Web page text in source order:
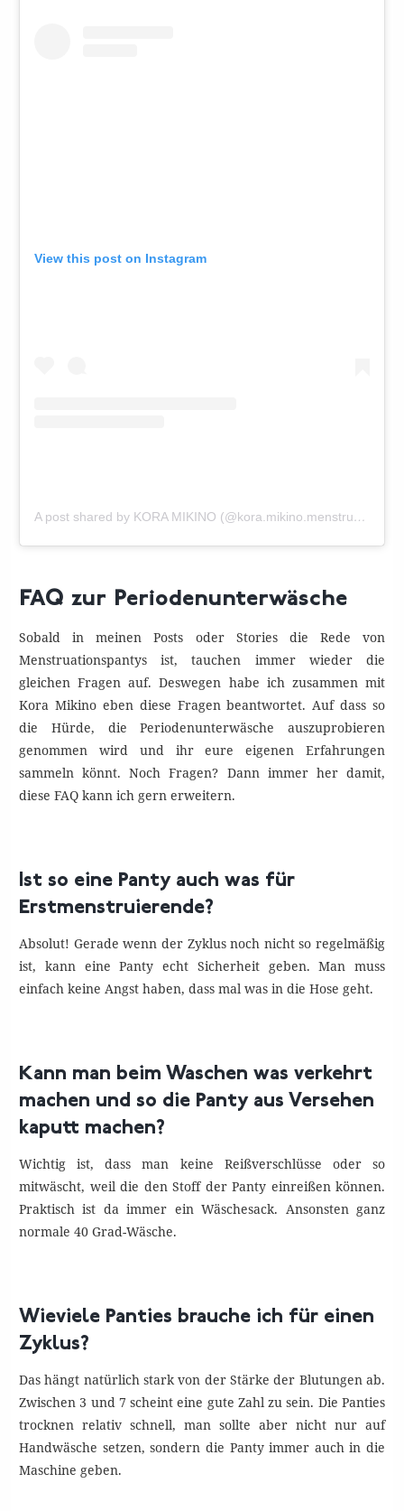
View this post on Instagram
A post shared by KORA MIKINO (@kora.mikino.menstruation.panty)
FAQ zur Periodenunterwäsche
Sobald in meinen Posts oder Stories die Rede von
Menstruationspantys ist, tauchen immer wieder die
gleichen Fragen auf. Deswegen habe ich zusammen mit
Kora Mikino eben diese Fragen beantwortet. Auf dass so
die Hürde, die Periodenunterwäsche auszuprobieren
genommen wird und ihr eure eigenen Erfahrungen
sammeln könnt. Noch Fragen? Dann immer her damit,
diese FAQ kann ich gern erweitern.
Ist so eine Panty auch was für
Erstmenstruierende?
Absolut! Gerade wenn der Zyklus noch nicht so regelmäßig
ist, kann eine Panty echt Sicherheit geben. Man muss
einfach keine Angst haben, dass mal was in die Hose geht.
Kann man beim Waschen was verkehrt
machen und so die Panty aus Versehen
kaputt machen?
Wichtig ist, dass man keine Reißverschlüsse oder so
mitwäscht, weil die den Stoff der Panty einreißen können.
Praktisch ist da immer ein Wäschesack. Ansonsten ganz
normale 40 Grad-Wäsche.
Wieviele Panties brauche ich für einen
Zyklus?
Das hängt natürlich stark von der Stärke der Blutungen ab.
Zwischen 3 und 7 scheint eine gute Zahl zu sein. Die Panties
trocknen relativ schnell, man sollte aber nicht nur auf
Handwäsche setzen, sondern die Panty immer auch in die
Maschine geben.